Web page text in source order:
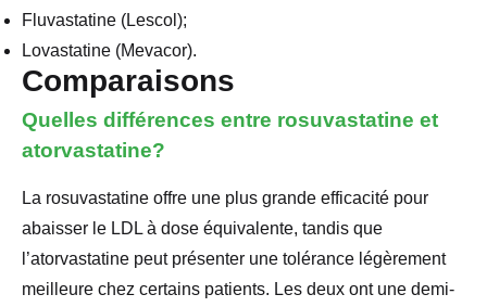
Fluvastatine (Lescol);
Lovastatine (Mevacor).
Comparaisons
Quelles différences entre rosuvastatine et
atorvastatine?
La rosuvastatine offre une plus grande efficacité pour
abaisser le LDL à dose équivalente, tandis que
l’atorvastatine peut présenter une tolérance légèrement
meilleure chez certains patients. Les deux ont une demi-